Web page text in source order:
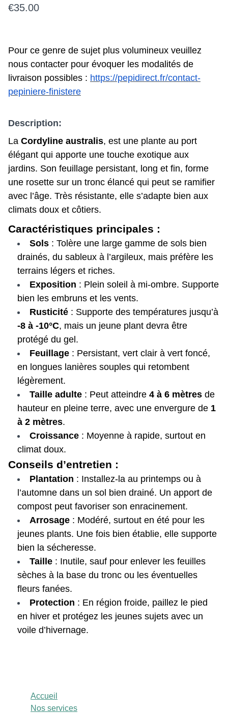
€35.00
Pour ce genre de sujet plus volumineux veuillez
nous contacter pour évoquer les modalités de
livraison possibles : https://pepidirect.fr/contact-
pepiniere-finistere
Description:
La Cordyline australis, est une plante au port
élégant qui apporte une touche exotique aux
jardins. Son feuillage persistant, long et fin, forme
une rosette sur un tronc élancé qui peut se ramifier
avec l’âge. Très résistante, elle s’adapte bien aux
climats doux et côtiers.
Caractéristiques principales :
Sols : Tolère une large gamme de sols bien
drainés, du sableux à l’argileux, mais préfère les
terrains légers et riches.
Exposition : Plein soleil à mi-ombre. Supporte
bien les embruns et les vents.
Rusticité : Supporte des températures jusqu’à
-8 à -10°C, mais un jeune plant devra être
protégé du gel.
Feuillage : Persistant, vert clair à vert foncé,
en longues lanières souples qui retombent
légèrement.
Taille adulte : Peut atteindre 4 à 6 mètres de
hauteur en pleine terre, avec une envergure de 1
à 2 mètres.
Croissance : Moyenne à rapide, surtout en
climat doux.
Conseils d’entretien :
Plantation : Installez-la au printemps ou à
l’automne dans un sol bien drainé. Un apport de
compost peut favoriser son enracinement.
Arrosage : Modéré, surtout en été pour les
jeunes plants. Une fois bien établie, elle supporte
bien la sécheresse.
Taille : Inutile, sauf pour enlever les feuilles
sèches à la base du tronc ou les éventuelles
fleurs fanées.
Protection : En région froide, paillez le pied
en hiver et protégez les jeunes sujets avec un
voile d’hivernage.
Accueil
Nos services